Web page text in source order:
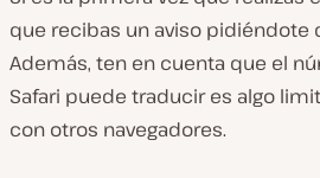
que recibas un aviso pidiéndote
Además, ten en cuenta que el
Safari puede traducir es algo
con otros navegadores.